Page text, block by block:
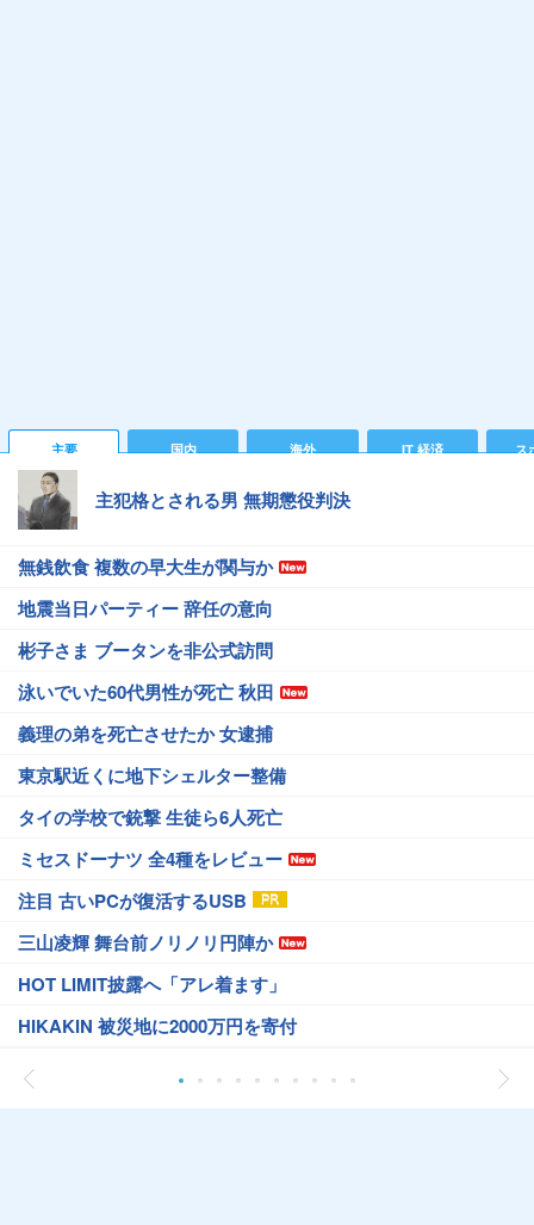
主要 国内 海外 IT 経済 ス
主犯格とされる男 無期懲役判決
無銭飲食 複数の早大生が関与か
地震当日パーティー 辞任の意向
彬子さま ブータンを非公式訪問
泳いでいた60代男性が死亡 秋田
義理の弟を死亡させたか 女逮捕
東京駅近くに地下シェルター整備
タイの学校で銃撃 生徒ら6人死亡
ミセスドーナツ 全4種をレビュー
注目 古いPCが復活するUSB
三山凌輝 舞台前ノリノリ円陣か
HOT LIMIT披露へ「アレ着ます」
HIKAKIN 被災地に2000万円を寄付